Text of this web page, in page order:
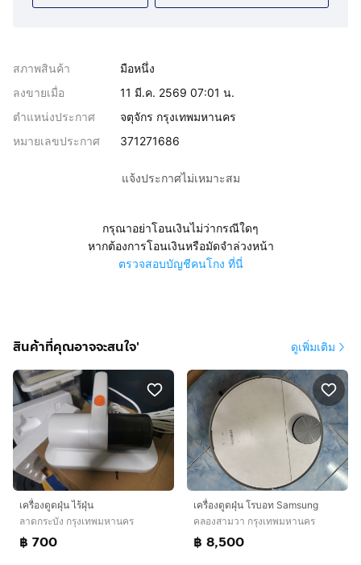
สภาพสินค้า
มือหนึ่ง
ลงขายเมื่อ
11 มี.ค. 2569 07:01 น.
ตำแหน่งประกาศ
จตุจักร กรุงเทพมหานคร
หมายเลขประกาศ
371271686
แจ้งประกาศไม่เหมาะสม
กรุณาอย่าโอนเงินไม่ว่ากรณีใดๆ
หากต้องการโอนเงินหรือมัดจำล่วงหน้า
ตรวจสอบบัญชีคนโกง ที่นี่
สินค้าที่คุณอาจจะสนใจ' ดูเพิ่มเติม
เครื่องดูดฝุ่น ไร้ฝุ่น
ลาดกระบัง กรุงเทพมหานคร
฿ 700
เครื่องดูดฝุ่น โรบอท Samsung
คลองสามวา กรุงเทพมหานคร
฿ 8,500